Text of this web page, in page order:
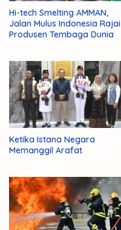
Hi-tech Smelting AMMAN,
Jalan Mulus Indonesia Rajai
Produsen Tembaga Dunia
Ketika Istana Negara
Memanggil Arafat